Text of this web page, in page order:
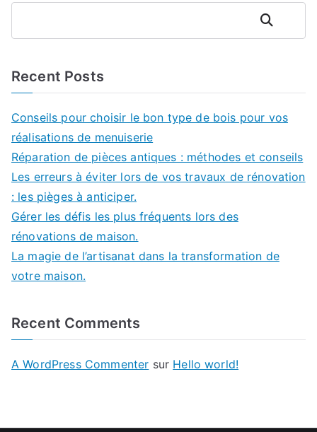
Rechercher
Recent Posts
Conseils pour choisir le bon type de bois pour vos
réalisations de menuiserie
Réparation de pièces antiques : méthodes et conseils
Les erreurs à éviter lors de vos travaux de rénovation
: les pièges à anticiper.
Gérer les défis les plus fréquents lors des
rénovations de maison.
La magie de l’artisanat dans la transformation de
votre maison.
Recent Comments
A WordPress Commenter sur Hello world!